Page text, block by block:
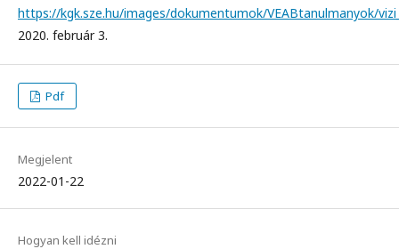
https://kgk.sze.hu/images/dokumentumok/VEABtanulmanyok/
2020. február 3.
Pdf
Megjelent
2022-01-22
Hogyan kell idézni